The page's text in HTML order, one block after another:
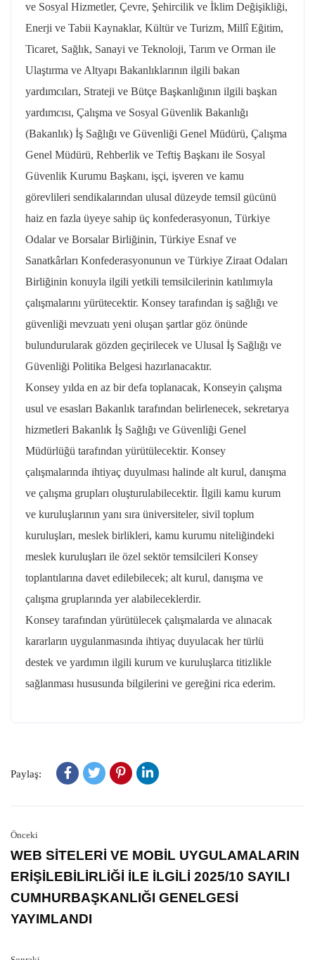
ve Sosyal Hizmetler, Çevre, Şehircilik ve İklim Değişikliği,
Enerji ve Tabii Kaynaklar, Kültür ve Turizm, Millî Eğitim,
Ticaret, Sağlık, Sanayi ve Teknoloji, Tarım ve Orman ile
Ulaştırma ve Altyapı Bakanlıklarının ilgili bakan
yardımcıları, Strateji ve Bütçe Başkanlığının ilgili başkan
yardımcısı, Çalışma ve Sosyal Güvenlik Bakanlığı
(Bakanlık) İş Sağlığı ve Güvenliği Genel Müdürü, Çalışma
Genel Müdürü, Rehberlik ve Teftiş Başkanı ile Sosyal
Güvenlik Kurumu Başkanı, işçi, işveren ve kamu
görevlileri sendikalarından ulusal düzeyde temsil gücünü
haiz en fazla üyeye sahip üç konfederasyonun, Türkiye
Odalar ve Borsalar Birliğinin, Türkiye Esnaf ve
Sanatkârları Konfederasyonunun ve Türkiye Ziraat Odaları
Birliğinin konuyla ilgili yetkili temsilcilerinin katılımıyla
çalışmalarını yürütecektir. Konsey tarafından iş sağlığı ve
güvenliği mevzuatı yeni oluşan şartlar göz önünde
bulundurularak gözden geçirilecek ve Ulusal İş Sağlığı ve
Güvenliği Politika Belgesi hazırlanacaktır.
Konsey yılda en az bir defa toplanacak, Konseyin çalışma
usul ve esasları Bakanlık tarafından belirlenecek, sekretarya
hizmetleri Bakanlık İş Sağlığı ve Güvenliği Genel
Müdürlüğü tarafından yürütülecektir. Konsey
çalışmalarında ihtiyaç duyulması halinde alt kurul, danışma
ve çalışma grupları oluşturulabilecektir. İlgili kamu kurum
ve kuruluşlarının yanı sıra üniversiteler, sivil toplum
kuruluşları, meslek birlikleri, kamu kurumu niteliğindeki
meslek kuruluşları ile özel sektör temsilcileri Konsey
toplantılarına davet edilebilecek; alt kurul, danışma ve
çalışma gruplarında yer alabileceklerdir.
Konsey tarafından yürütülecek çalışmalarda ve alınacak
kararların uygulanmasında ihtiyaç duyulacak her türlü
destek ve yardımın ilgili kurum ve kuruluşlarca titizlikle
sağlanması hususunda bilgilerini ve gereğini rica ederim.
Paylaş:
Önceki
WEB SİTELERİ VE MOBİL UYGULAMALARIN
ERİŞİLEBİLİRLİĞİ İLE İLGİLİ 2025/10 SAYILI
CUMHURBAŞKANLIĞI GENELGESİ
YAYIMLANDI